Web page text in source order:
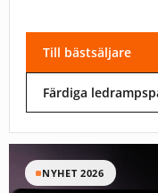
Till bästsäljare
Färdiga
NYHET 2026